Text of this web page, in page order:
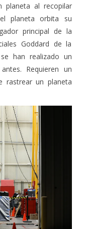
planeta al recopilar
planeta orbita su
principal de la
Goddard de la
han realizado un
Requieren un
rastrear un planeta